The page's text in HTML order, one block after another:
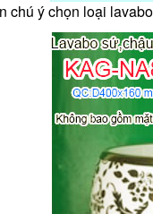
chú ý chọn loại